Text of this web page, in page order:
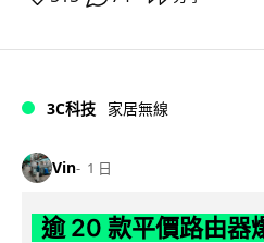
3C科技 家居無線
Vin 1 日
逾 20 款平價路由器